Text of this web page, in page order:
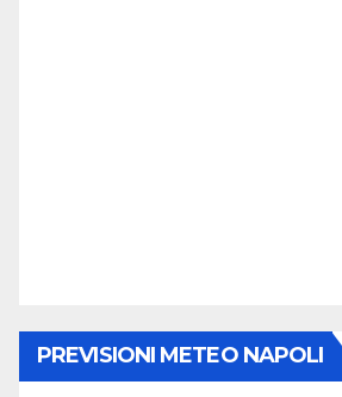
PREVISIONI METEO NAPOLI